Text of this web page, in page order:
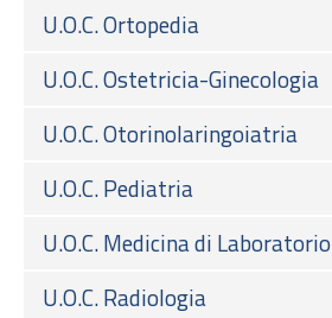
U.O.C. Ortopedia
U.O.C. Ostetricia-Ginecologia
U.O.C. Otorinolaringoiatria
U.O.C. Pediatria
U.O.C. Medicina di Laboratorio
U.O.C. Radiologia